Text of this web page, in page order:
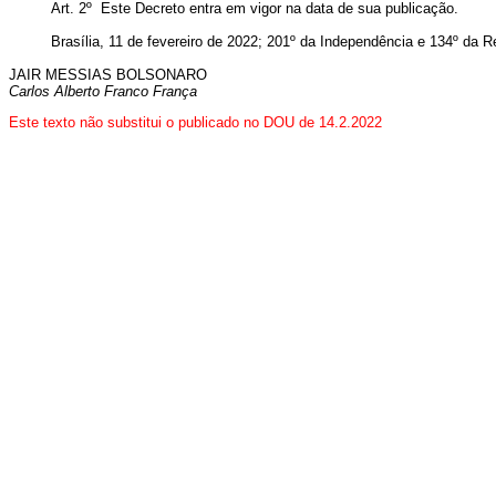
Art. 2º Este Decreto entra em vigor na data de sua publicação.
Brasília, 11 de fevereiro de 2022; 201º da Independência e 134º da
JAIR MESSIAS BOLSONARO
Carlos Alberto Franco França
Este texto não substitui o publicado no DOU de 14.2.2022